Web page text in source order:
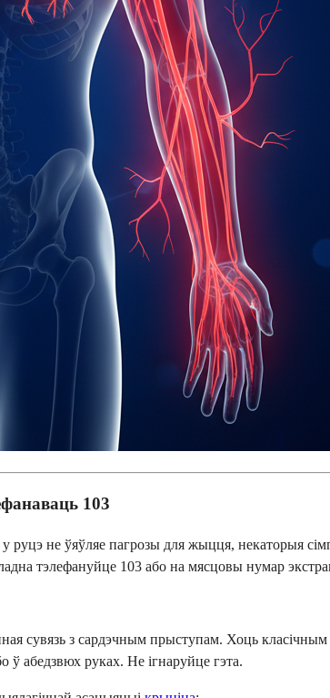
103
руцэ не ўяўляе пагрозы для жыцця, некаторыя
тэлефануйце 103 або на мясцовы нумар
сувязь з сардэчным прыступам. Хоць
ў абедзвюх руках. Не ігнаруйце гэта.